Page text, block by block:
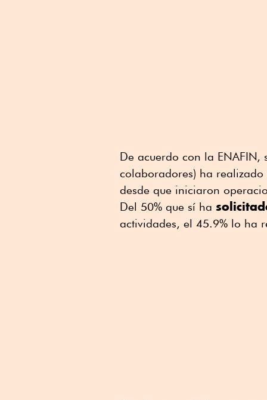
De acuerdo con la ENAFIN,
colaboradores) ha
desde que iniciaron
Del 50% que sí ha
actividades, el 45.9% lo ha